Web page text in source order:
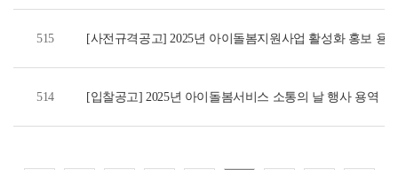
515 [사전규격공고] 2025년 아이돌봄지원사업 활성화 홍보 용
514 [입찰공고] 2025년 아이돌봄서비스 소통의 날 행사 용역